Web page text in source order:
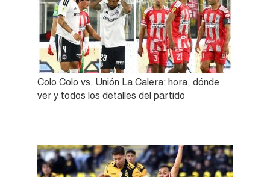
Colo Colo vs. Unión La Calera: hora, dónde
ver y todos los detalles del partido